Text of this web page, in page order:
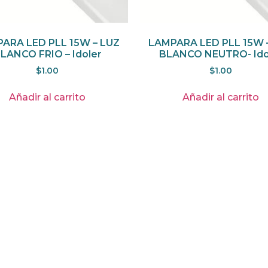
LED PLL 15W – LUZ
FRIO – Idoler
$1.00
Añadir al carrito
LAMPARA LED PLL 15W
BLANCO NEUTRO-
$1.00
Añadir al carrito